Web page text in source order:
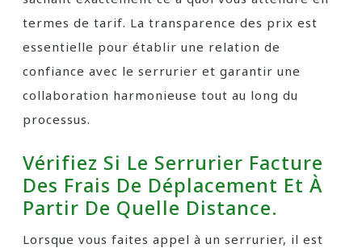
termes de tarif. La transparence des prix est
essentielle pour établir une relation de
confiance avec le serrurier et garantir une
collaboration harmonieuse tout au long du
processus.
Vérifiez Si Le Serrurier Facture
Des Frais De Déplacement Et À
Partir De Quelle Distance.
Lorsque vous faites appel à un serrurier, il est